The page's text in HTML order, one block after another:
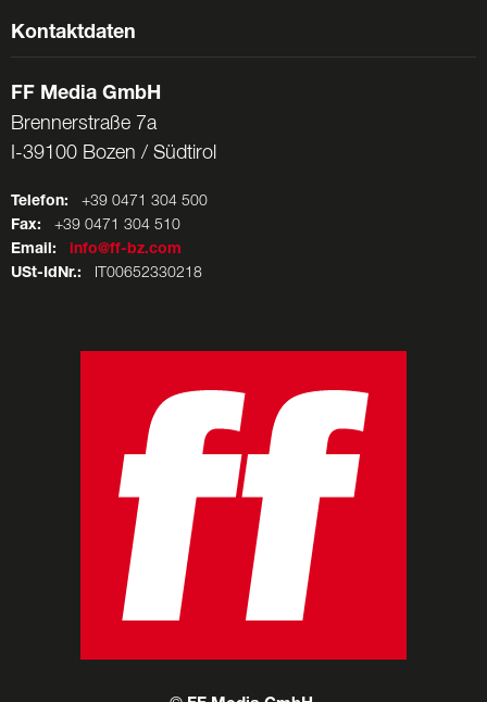
Kontaktdaten
FF Media GmbH
Brennerstraße 7a
I-39100 Bozen / Südtirol
Telefon: +39 0471 304 500
Fax: +39 0471 304 510
Email:
info@ff-bz.com
USt-IdNr.: IT00652330218